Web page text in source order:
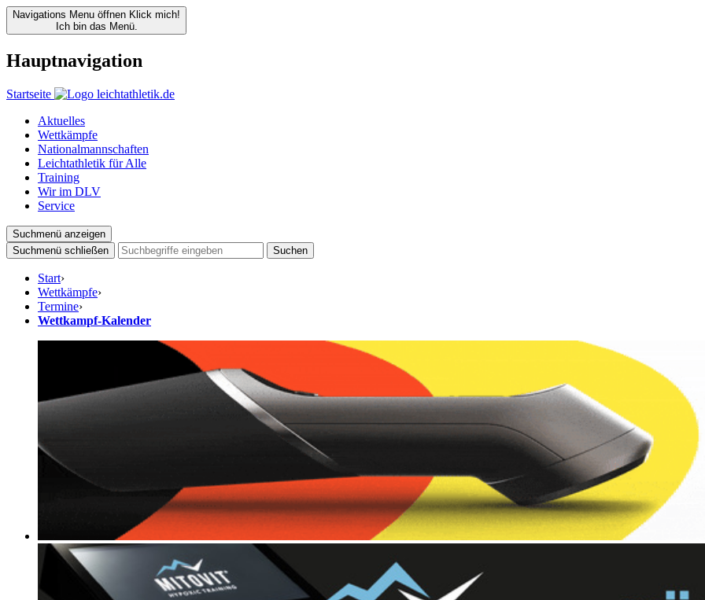
Navigations Menu öffnen Klick mich!
Ich bin das Menü.
Hauptnavigation
Startseite
Aktuelles
Wettkämpfe
Nationalmannschaften
Leichtathletik für Alle
Training
Wir im DLV
Service
Suchmenü anzeigen
Suchmenü schließen
Suchen
Start›
Wettkämpfe›
Termine›
Wettkampf-Kalender